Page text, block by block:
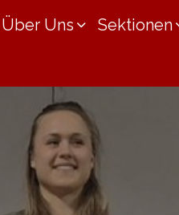
Über Uns Sektionen